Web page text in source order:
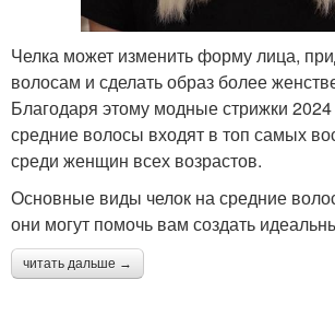
Челка может изменить форму лица,
волосам и сделать образ более
Благодаря этому модные стрижки 2024
средние волосы входят в топ самых
среди женщин всех возрастов.
Основные виды челок на средние
они могут помочь вам создать
читать дальше →